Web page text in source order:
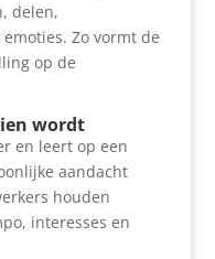
delen,
Zo vormt de
op de
wordt
en leert op een
aandacht
houden
interesses en